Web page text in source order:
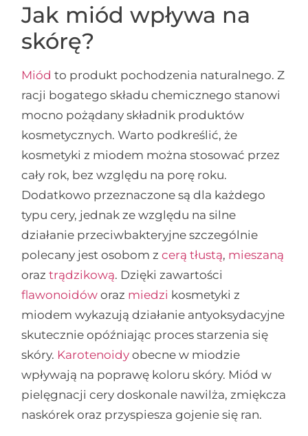
Jak miód wpływa na
skórę?
Miód to produkt pochodzenia naturalnego. Z
racji bogatego składu chemicznego stanowi
mocno pożądany składnik produktów
kosmetycznych. Warto podkreślić, że
kosmetyki z miodem można stosować przez
cały rok, bez względu na porę roku.
Dodatkowo przeznaczone są dla każdego
typu cery, jednak ze względu na silne
działanie przeciwbakteryjne szczególnie
polecany jest osobom zcerą tłustą, mieszaną
oraztrądzikową. Dzięki zawartości
flawonoidów oraz miedzi kosmetyki z
miodem wykazują działanie antyoksydacyjne
skutecznie opóźniając proces starzenia się
skóry. Karotenoidy obecne w miodzie
wpływają na poprawę koloru skóry. Miód w
pielęgnacji cery doskonale nawilża, zmiękcza
naskórek oraz przyspiesza gojenie się ran.